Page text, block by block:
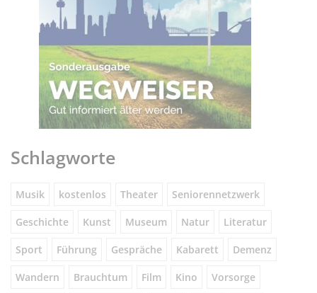
Schlagworte
Musik kostenlos Theater Seniorennetzwerk
Geschichte Kunst Museum Natur Literatur
Sport Führung Gespräche Kabarett Demenz
Wandern Brauchtum Film Kino Vorsorge